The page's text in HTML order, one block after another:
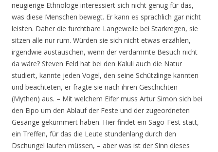
neugierige Ethnologe interessiert sich nicht genug für das,
was diese Menschen bewegt. Er kann es sprachlich gar nicht
leisten. Daher die furchtbare Langeweile bei Starkregen, sie
sitzen alle nur rum. Würden sie sich nicht etwas erzählen,
irgendwie austauschen, wenn der verdammte Besuch nicht
da wäre? Steven Feld hat bei den Kaluli auch die Natur
studiert, kannte jeden Vogel, den seine Schützlinge kannten
und beachteten, er fragte sie nach ihren Geschichten
(Mythen) aus. – Mit welchem Eifer muss Artur Simon sich bei
den Eipo um den Ablauf der Feste und der zugeordneten
Gesänge gekümmert haben. Hier findet ein Sago-Fest statt,
ein Treffen, für das die Leute stundenlang durch den
Dschungel laufen müssen, – aber was ist der Sinn dieses